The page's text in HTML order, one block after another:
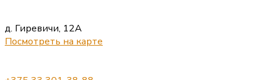
д. Гиревичи, 12А
Посмотреть на карте